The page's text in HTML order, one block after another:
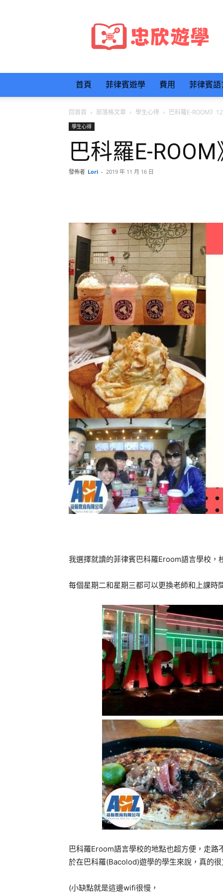
欣
遊
首頁 菲律賓遊學 費用 菲律賓
回首頁 部落格文章 學生心得 巴科羅E-ROOM》
學生心得
巴科羅E-
發佈者 Lori - 2019 年 11 月 16 日
我選擇就讀的菲律賓巴科羅Eroom語言學校，
每個星期二和星期三都可以更換老師和上課時
巴科羅Eroom語言學校的地點也超方便，走
於在巴科羅(Bacolod)遊學的學生來說，真的
(小缺點就是這邊wifi很慢，